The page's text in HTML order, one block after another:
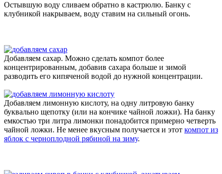
Остывшую воду сливаем обратно в кастрюлю. Банку с
клубникой накрываем, воду ставим на сильный огонь.
Добавляем сахар. Можно сделать компот более
концентрированным, добавив сахара больше и зимой
разводить его кипяченой водой до нужной концентрации.
Добавляем лимонную кислоту, на одну литровую банку
буквально щепотку (или на кончике чайной ложки). На банку
емкостью три литра лимонки понадобится примерно четверть
чайной ложки. Не менее вкусным получается и этот компот из
яблок с черноплодной рябиной на зиму.